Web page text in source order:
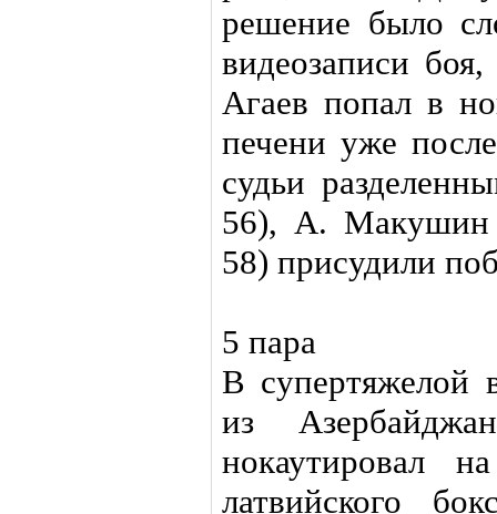
решение было
видеозаписи
Агаев попал в
печени уже
судьи
56), А. Макушин
58) присудили
5 пара
В супертяжелой
из
нокаутировал
латвийского